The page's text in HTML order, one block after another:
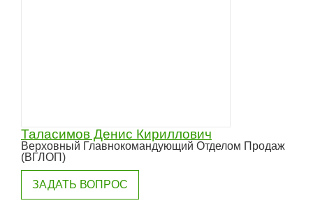
Таласимов Денис Кириллович
Верховный Главнокомандующий Отделом Продаж
(ВГЛОП)
ЗАДАТЬ ВОПРОС